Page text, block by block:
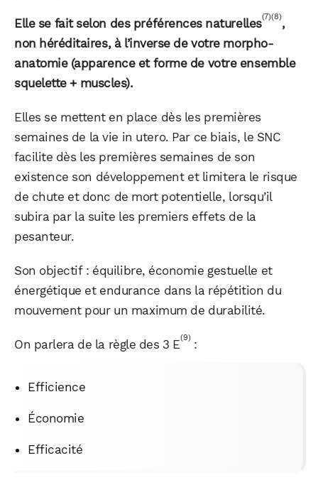
Elle se fait selon des préférences naturelles(7)(8),
non héréditaires, à l’inverse de votre morpho-
anatomie (apparence et forme de votre ensemble
squelette + muscles).
Elles se mettent en place dès les premières
semaines de la vie in utero. Par ce biais, le SNC
facilite dès les premières semaines de son
existence son développement et limitera le risque
de chute et donc de mort potentielle, lorsqu’il
subira par la suite les premiers effets de la
pesanteur.
Son objectif : équilibre, économie gestuelle et
énergétique et endurance dans la répétition du
mouvement pour un maximum de durabilité.
On parlera de la règle des 3 E(9) :
Efficience
Économie
Efficacité